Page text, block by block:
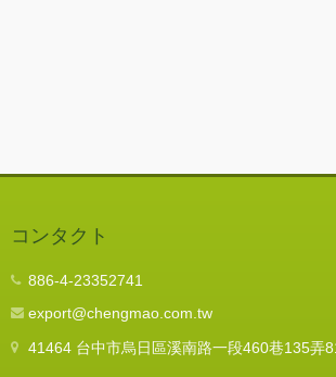
コンタクト
886-4-23352741
export@chengmao.com.tw
41464 台中市烏日區溪南路一段460巷135弄